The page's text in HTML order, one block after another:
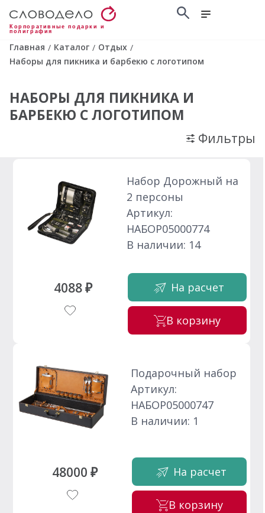
Корпоративные подарки и
полиграфия
Главная / Каталог / Отдых /
Наборы для пикника и барбекю с логотипом
НАБОРЫ ДЛЯ ПИКНИКА И
БАРБЕКЮ С ЛОГОТИПОМ
Фильтры
4088 ₽
Набор Дорожный на
2 персоны
Артикул:
НАБОР05000774
В наличии: 14
На расчет
В корзину
48000 ₽
Подарочный набор
Артикул:
НАБОР05000747
В наличии: 1
На расчет
В корзину